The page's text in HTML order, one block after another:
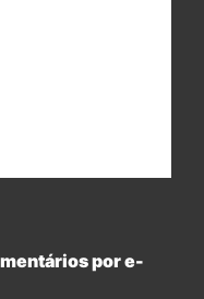
por e-